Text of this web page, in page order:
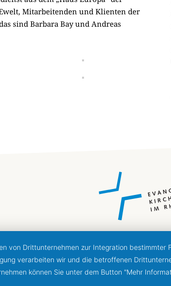
Mitarbeitenden und Klienten der
sind Barbara Bay und Andreas
von Drittunternehmen zur Integration bestimmter
verarbeiten wir und die betroffenen
können Sie unter dem Button "Mehr